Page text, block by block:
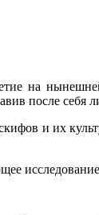
на
после себя
и их
исследование